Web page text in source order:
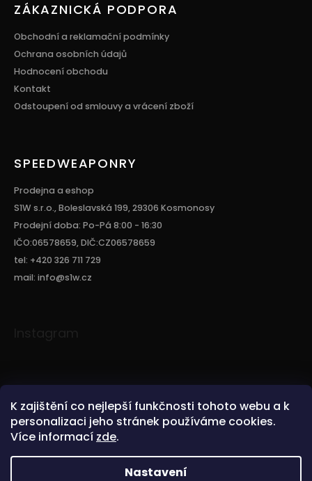
K zajištění co nejlepší funkčnosti tohoto webu a k
personalizaci jeho stránek používáme cookies.
Více informací zde.
Nastavení
ZÁKAZNICKÁ PODPORA
Obchodní a reklamační podmínky
Ochrana osobních údajů
Hodnocení obchodu
Kontakt
Odstoupení od smlouvy a vrácení zboží
SPEEDWEAPONRY
Prodejna a eshop
S1W s.r.o., Boleslavská 199, 29306 Kosmonosy
Prodejní doba: Po-Pá 8:00 - 16:30
IČO:06578659, DIČ:CZ06578659
tel: +420 326 711 729
mail: info@s1w.cz
S1W.CZ. Všechna práva vyhrazena.